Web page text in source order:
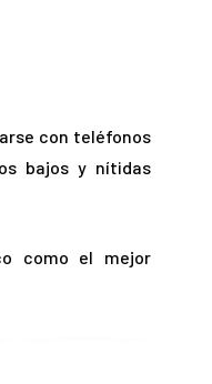
con teléfonos
bajos y nítidas
como el mejor